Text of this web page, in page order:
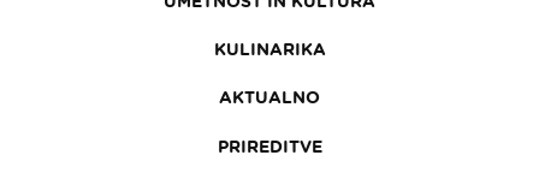
KULINARIKA
AKTUALNO
PRIREDITVE